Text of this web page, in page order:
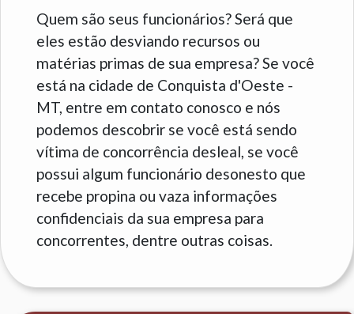
Quem são seus funcionários? Será que
eles estão desviando recursos ou
matérias primas de sua empresa? Se você
está na cidade de Conquista d'Oeste -
MT, entre em contato conosco e nós
podemos descobrir se você está sendo
vítima de concorrência desleal, se você
possui algum funcionário desonesto que
recebe propina ou vaza informações
confidenciais da sua empresa para
concorrentes, dentre outras coisas.